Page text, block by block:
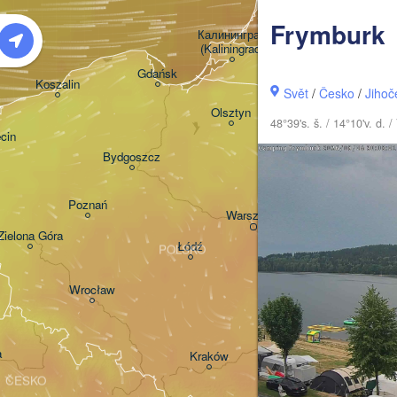
Frymburk
Svět /Česko /
48°39's. š. / 14°10'v. d.
Warszawa
Kraków
Łódź
Wrocław
Poznań
Olsztyn
Rzeszów
Koszalin
Góra
Gdańsk
Калининград
(Kaliningrad)
Bydgoszcz
POLSKO
ČESKO
Львів
(Lviv)
(Hrodna)
Lublin